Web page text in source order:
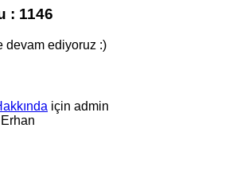
: 1146
devam ediyoruz :)
için admin
Erhan